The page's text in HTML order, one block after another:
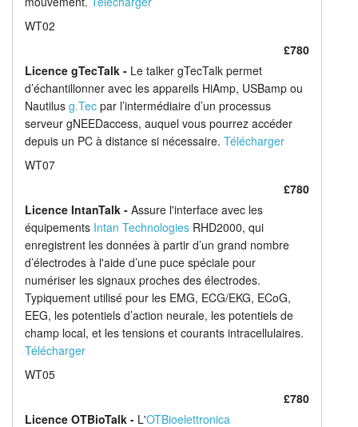
WT02
£780
Licence gTecTalk - Le talker gTecTalk permet
d’échantillonner avec les appareils HiAmp, USBamp ou
Nautilus g.Tecpar l’intermédiaire d’un processus
serveur gNEEDaccess, auquel vous pourrez accéder
depuis un PC à distance si nécessaire. Télécharger
WT07
£780
Licence IntanTalk - Assure l'interface avec les
équipements Intan TechnologiesRHD2000, qui
enregistrent les données à partir d’un grand nombre
d’électrodes à l'aide d’une puce spéciale pour
numériser les signaux proches des électrodes.
Typiquement utilisé pour les EMG, ECG/EKG, ECoG,
EEG, les potentiels d’action neurale, les potentiels de
champ local, et les tensions et courants intracellulaires.
Télécharger
WT05
£780
Licence OTBioTalk - L'OTBioelettronica